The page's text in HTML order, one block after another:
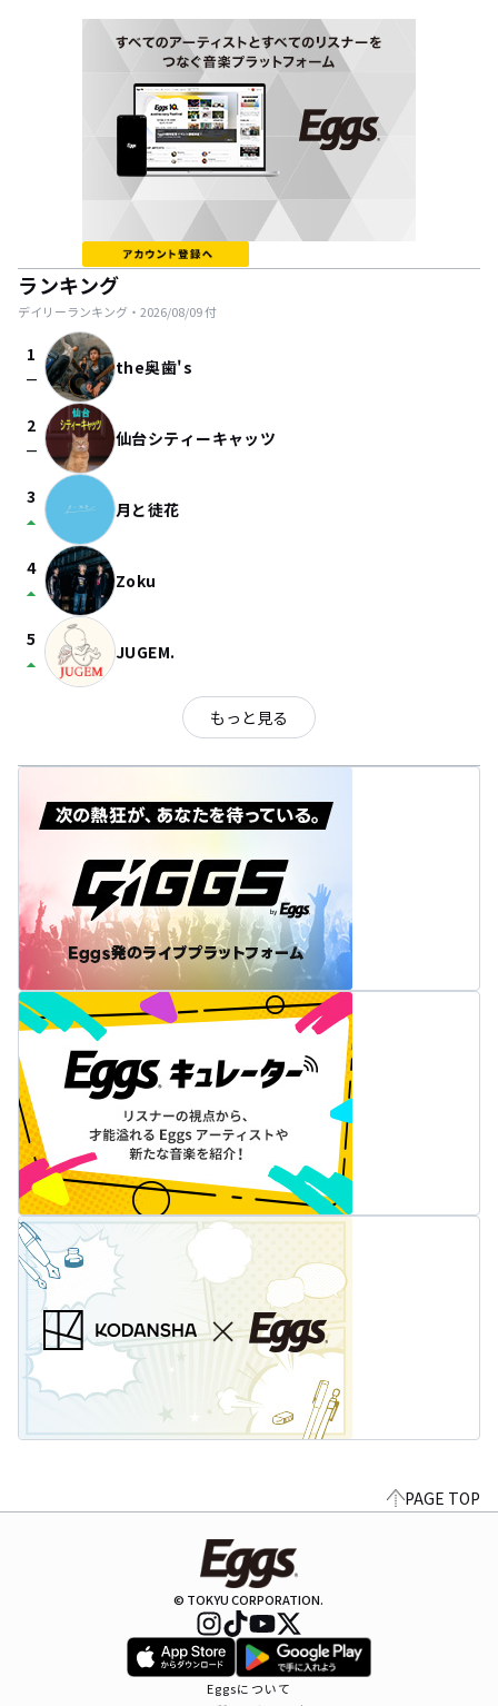
ランキング
デイリーランキング・ 2026/08/09付
1
check_indeterminate_small the奥歯's
2
check_indeterminate_small 仙台シティーキャッツ
3
arrow_drop_up 月と徒花
4
arrow_drop_up Zoku
5
arrow_drop_up JUGEM.
もっと見る
PAGE TOP
© TOKYU CORPORATION.
Eggsについて